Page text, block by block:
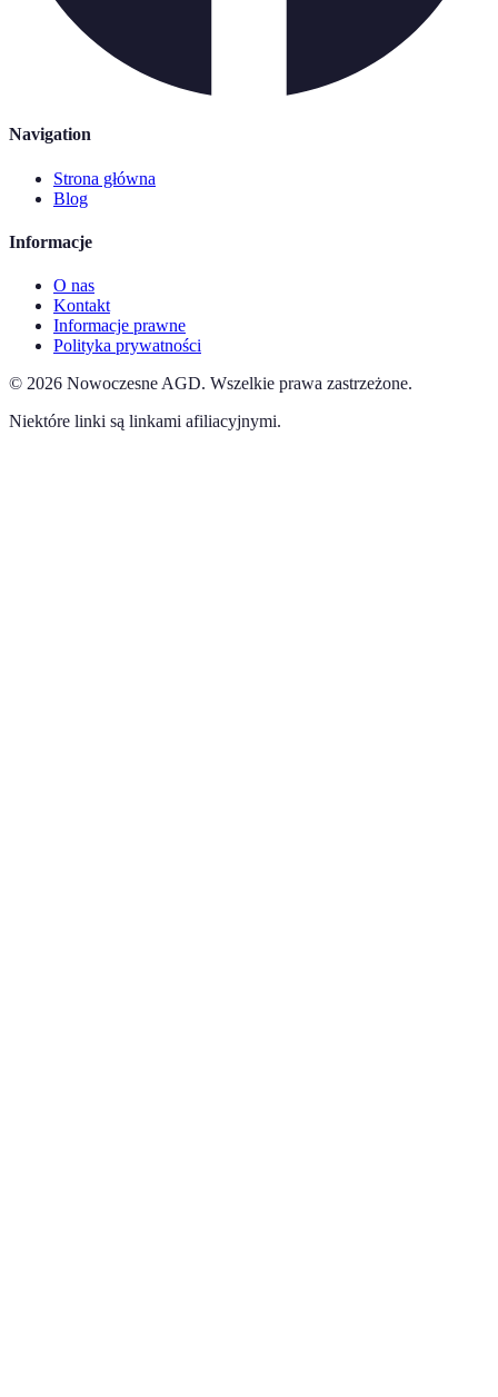
Navigation
Strona główna
Blog
Informacje
O nas
Kontakt
Informacje prawne
Polityka prywatności
© 2026 Nowoczesne AGD. Wszelkie prawa zastrzeżone.
Niektóre linki są linkami afiliacyjnymi.